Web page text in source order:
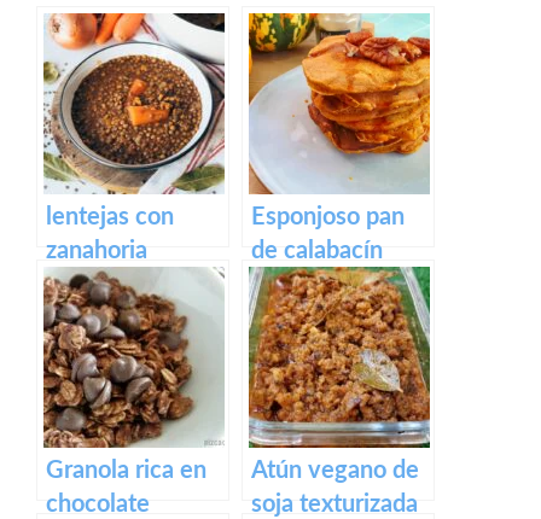
lentejas con
zanahoria
vegetarianas
Esponjoso pan
de calabacín
vegano
Panqueques
Granola rica en
chocolate
Atún vegano de
soja texturizada